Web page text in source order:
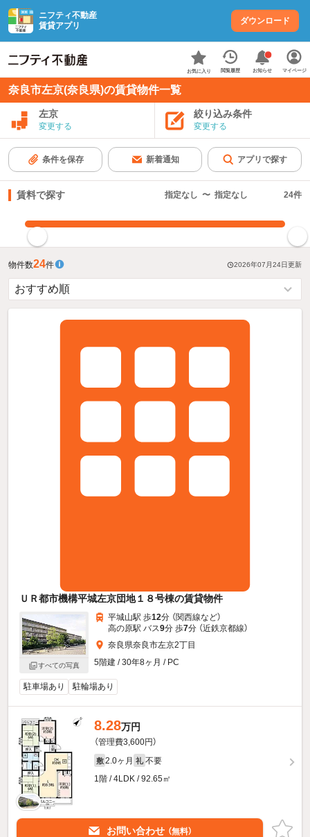
ニフティ不動産
賃貸アプリ
ダウンロード
お気に入り 閲覧履歴 お知らせ マイページ
奈良市左京(奈良県)の賃貸物件一覧
左京
変更する
絞り込み条件
変更する
条件を保存 新着通知 アプリで探す
賃料で探す 指定なし 〜 指定なし 24件
物件数24件 2026年07月24日更新
ＵＲ都市機構平城左京団地１８号棟の賃貸物件
すべての写真
平城山駅 歩12分 （関西線など）
高の原駅 バス9分 歩7分 （近鉄京都線）
奈良県奈良市左京2丁目
5階建 / 30年8ヶ月 / PC
駐車場あり 駐輪場あり
8.28万円
（管理費3,600円）
敷 2.0ヶ月 礼 不要
1階 / 4LDK / 92.65㎡
お問い合わせ （無料）